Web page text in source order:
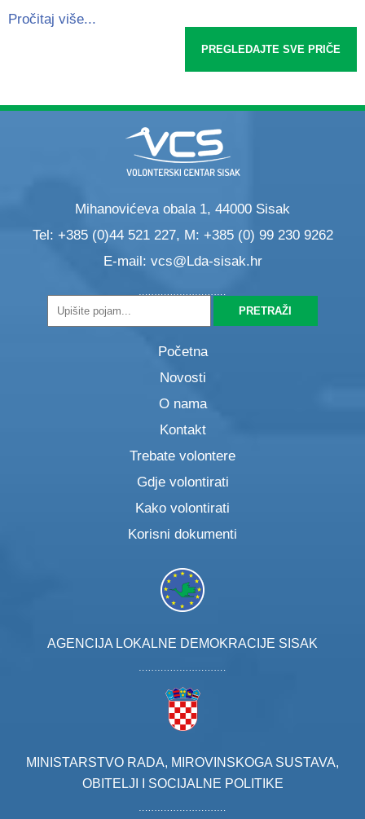
Pročitaj više...
PREGLEDAJTE SVE PRIČE
Mihanovićeva obala 1, 44000 Sisak
Tel: +385 (0)44 521 227, M: +385 (0) 99 230 9262
E-mail: vcs@Lda-sisak.hr
Početna
Novosti
O nama
Kontakt
Trebate volontere
Gdje volontirati
Kako volontirati
Korisni dokumenti
AGENCIJA LOKALNE DEMOKRACIJE SISAK
MINISTARSTVO RADA, MIROVINSKOGA SUSTAVA,
OBITELJI I SOCIJALNE POLITIKE